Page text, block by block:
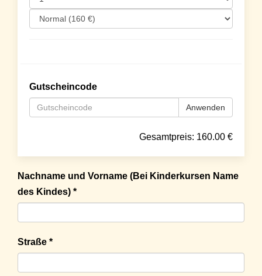
Gutscheincode
Anwenden
Gesamtpreis: 160.00 €
Nachname und Vorname (Bei Kinderkursen Name
des Kindes) *
Straße *